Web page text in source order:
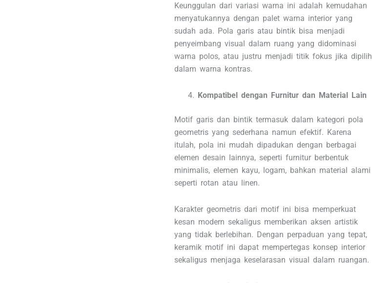
Keunggulan dari variasi warna ini adalah kemudahan
menyatukannya dengan palet warna interior yang
sudah ada. Pola garis atau bintik bisa menjadi
penyeimbang visual dalam ruang yang didominasi
warna polos, atau justru menjadi titik fokus jika dipilih
dalam warna kontras.
Kompatibel dengan Furnitur dan Material Lain
Motif garis dan bintik termasuk dalam kategori pola
geometris yang sederhana namun efektif. Karena
itulah, pola ini mudah dipadukan dengan berbagai
elemen desain lainnya, seperti furnitur berbentuk
minimalis, elemen kayu, logam, bahkan material alami
seperti rotan atau linen.
Karakter geometris dari motif ini bisa memperkuat
kesan modern sekaligus memberikan aksen artistik
yang tidak berlebihan. Dengan perpaduan yang tepat,
keramik motif ini dapat mempertegas konsep interior
sekaligus menjaga keselarasan visual dalam ruangan.